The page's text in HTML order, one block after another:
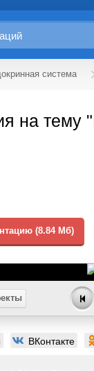
система
на тему
(8.84 Мб)
ВКонтакте